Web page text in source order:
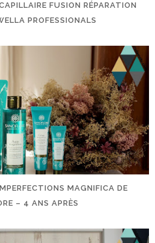
FUSION RÉPARATION
PROFESSIONALS
MAGNIFICA DE
– 4 ANS APRÈS